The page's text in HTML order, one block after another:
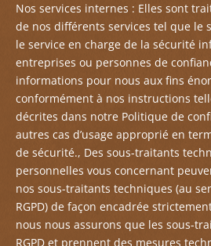
Nos services internes : Elles sont
de nos différents services tel que le
le service en charge de la sécurité
entreprises ou personnes de
informations pour nous aux fins
conformément à nos instructions
décrites dans notre Politique de
autres cas d’usage approprié en
de sécurité., Des sous-traitants
personnelles vous concernant
nos sous-traitants techniques (au
RGPD) de façon encadrée
nous nous assurons que les sous-
RGPD et prennent des mesures